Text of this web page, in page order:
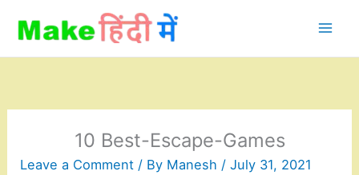
content
10 Best-Escape-Games
Leave a Comment / By Manesh /July 31, 2021